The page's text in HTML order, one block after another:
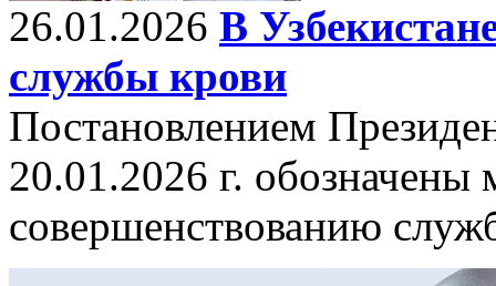
26.01.2026 В
службы крови
Постановлением
20.01.2026 г.
совершенствованию